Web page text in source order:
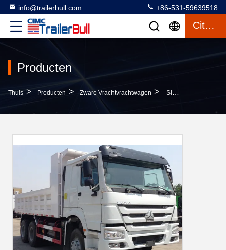
info@trailerbull.com +86-531-59639518
Citaat
Producten
Thuis > Producten > Zware Vrachtvrachtwagen > Sinotruk Howo Zware Dumptruck 6x4 Voor Het Leveren Van Bouwmateriaal En Mijnen